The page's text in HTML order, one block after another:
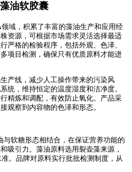
油软胶囊
领域，积累了丰富的藻油生产和应用经
资源，可根据市场需求灵活选择最适
严格的检验程序，包括外观、色泽、
项目检测，确保只有优质原料才能进
产线，减少人工操作带来的污染风
统，维持恒定的温度湿度和洁净度。
精炼和调配，有效防止氧化。产品采
观察到内容物的色泽和形态。
与软糖形态相结合，在保证营养功能的
吸引力。藻油原料选用裂壶藻来源，
。品牌对原料实行批批检测制度，从